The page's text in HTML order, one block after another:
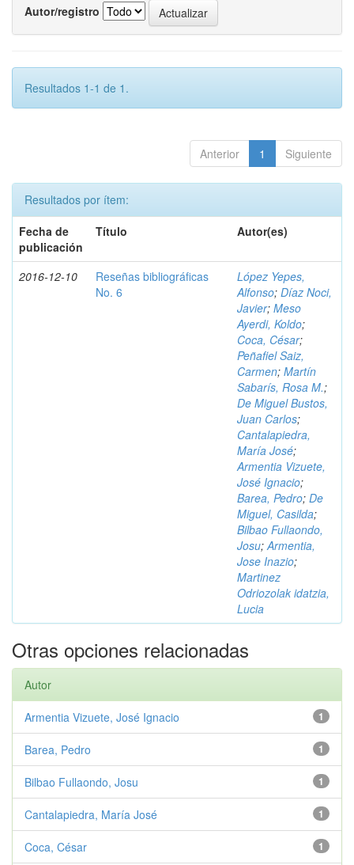
Autor/registro
Resultados 1-1 de 1.
Anterior 1 Siguiente
Resultados por ítem:
Fecha de
publicación
Título Autor(es)
2016-12-10
Reseñas bibliográficas
No. 6
López Yepes,
Alfonso; Díaz Noci,
Javier; Meso
Ayerdi, Koldo;
Coca, César;
Peñafiel Saiz,
Carmen; Martín
Sabarís, Rosa M.;
De Miguel Bustos,
Juan Carlos;
Cantalapiedra,
María José;
Armentia Vizuete,
José Ignacio;
Barea, Pedro; De
Miguel, Casilda;
Bilbao Fullaondo,
Josu;Armentia,
Jose Inazio;
Martinez
Odriozolak idatzia,
Lucia
Otras opciones relacionadas
Autor
1
Armentia Vizuete, José Ignacio
1
Barea, Pedro
1
Bilbao Fullaondo, Josu
1
Cantalapiedra, María José
1
Coca, César